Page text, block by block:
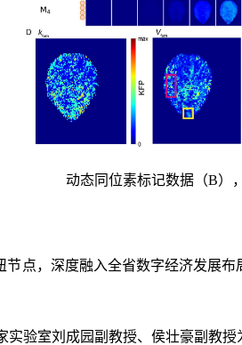
动态同位素标记数据（B）
节点，深度融入全省数字经济发展
实验室刘成园副教授、侯壮豪副教